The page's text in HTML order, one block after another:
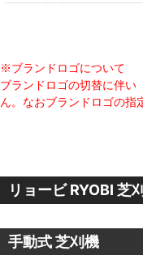
※ブランドロゴについて
ブランドロゴの切替に伴い
ん。なおブランドロゴの指